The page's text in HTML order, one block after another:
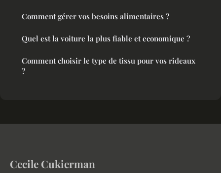
Comment gérer vos besoins alimentaires ?
Quel est la voiture la plus fiable et economique ?
Comment choisir le type de tissu pour vos rideaux
?
Cecile Cukierman